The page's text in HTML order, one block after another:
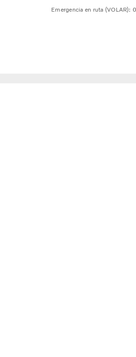
Emergencia en ruta